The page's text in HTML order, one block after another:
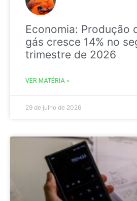
Economia: Produção
gás cresce 14% no
trimestre de 2026
VER MATÉRIA »
29 de julho de 2026